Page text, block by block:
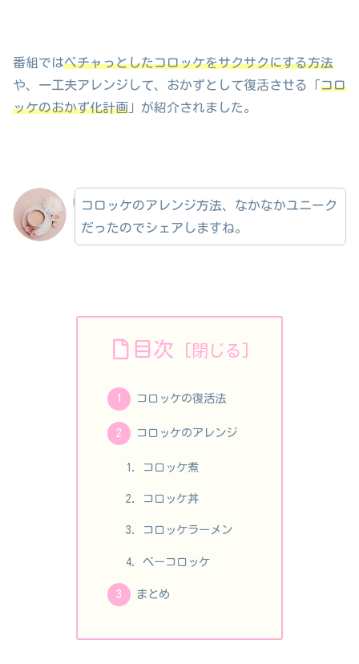
番組ではベチャっとしたコロッケをサクサクにする方法
や、一工夫アレンジして、おかずとして復活させる「 コロ
ッケのおかず化計画 」が紹介されました。
コロッケのアレンジ方法、なかなかユニーク
だったのでシェアしますね。
目次
コロッケの復活法
コロッケのアレンジ
コロッケ煮
コロッケ丼
コロッケラーメン
べーコロッケ
まとめ